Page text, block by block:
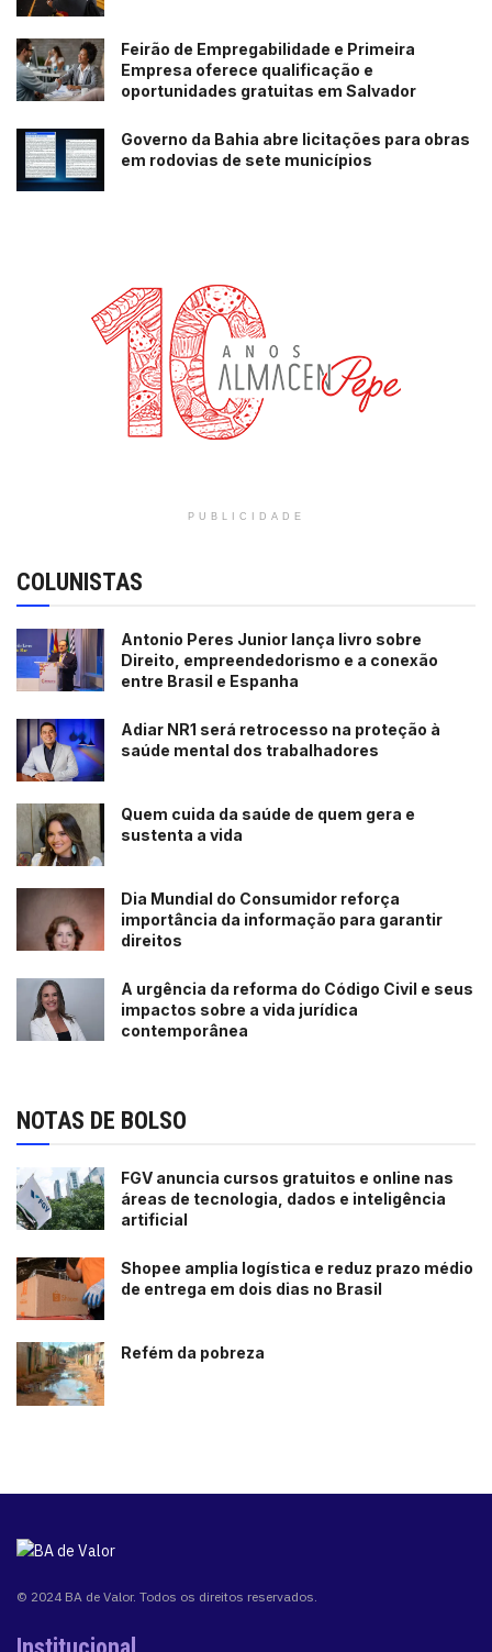
Feirão de Empregabilidade e Primeira
Empresa oferece qualificação e
oportunidades gratuitas em Salvador
Governo da Bahia abre licitações para obras
em rodovias de sete municípios
PUBLICIDADE
COLUNISTAS
Antonio Peres Junior lança livro sobre
Direito, empreendedorismo e a conexão
entre Brasil e Espanha
Adiar NR1 será retrocesso na proteção à
saúde mental dos trabalhadores
Quem cuida da saúde de quem gera e
sustenta a vida
Dia Mundial do Consumidor reforça
importância da informação para garantir
direitos
A urgência da reforma do Código Civil e seus
impactos sobre a vida jurídica
contemporânea
NOTAS DE BOLSO
FGV anuncia cursos gratuitos e online nas
áreas de tecnologia, dados e inteligência
artificial
Shopee amplia logística e reduz prazo médio
de entrega em dois dias no Brasil
Refém da pobreza
© 2024 BA de Valor. Todos os direitos reservados.